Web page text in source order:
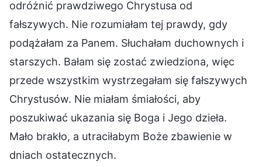
odróżnić prawdziwego Chrystusa od
fałszywych. Nie rozumiałam tej prawdy, gdy
podążałam za Panem. Słuchałam duchownych i
starszych. Bałam się zostać zwiedziona, więc
przede wszystkim wystrzegałam się fałszywych
Chrystusów. Nie miałam śmiałości, aby
poszukiwać ukazania się Boga i Jego dzieła.
Mało brakło, a utraciłabym Boże zbawienie w
dniach ostatecznych.